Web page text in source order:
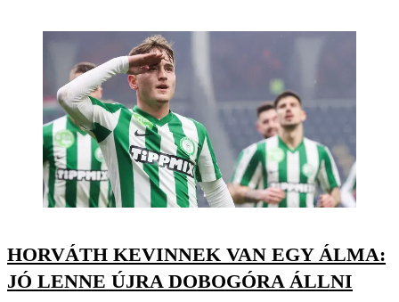
HORVÁTH KEVINNEK VAN EGY ÁLMA:
JÓ LENNE ÚJRA DOBOGÓRA ÁLLNI